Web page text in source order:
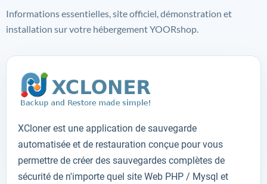
Informations essentielles, site officiel, démonstration et
installation sur votre hébergement YOORshop.
XCloner est une application de sauvegarde
automatisée et de restauration conçue pour vous
permettre de créer des sauvegardes complètes de
sécurité de n'importe quel site Web PHP / Mysql et